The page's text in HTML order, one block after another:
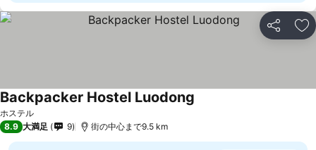
シェア お
ホステル
Backpacker Hostel Luodong
8.9 大満足 9 街の中心まで9.5 km